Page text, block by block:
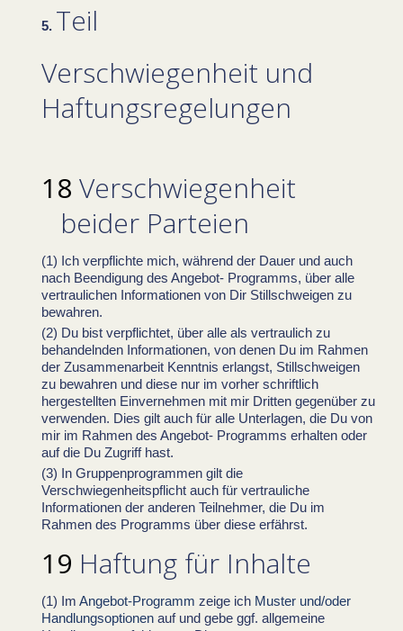
Teil
Verschwiegenheit und
Haftungsregelungen
Verschwiegenheit
beider Parteien
Ich verpflichte mich, während der Dauer und auch
nach Beendigung des Angebot- Programms, über alle
vertraulichen Informationen von Dir Stillschweigen zu
bewahren.
Du bist verpflichtet, über alle als vertraulich zu
behandelnden Informationen, von denen Du im Rahmen
der Zusammenarbeit Kenntnis erlangst, Stillschweigen
zu bewahren und diese nur im vorher schriftlich
hergestellten Einvernehmen mit mir Dritten gegenüber zu
verwenden. Dies gilt auch für alle Unterlagen, die Du von
mir im Rahmen des Angebot- Programms erhalten oder
auf die Du Zugriff hast.
In Gruppenprogrammen gilt die
Verschwiegenheitspflicht auch für vertrauliche
Informationen der anderen Teilnehmer, die Du im
Rahmen des Programms über diese erfährst.
Haftung für Inhalte
Im Angebot-Programm zeige ich Muster und/oder
Handlungsoptionen auf und gebe ggf. allgemeine